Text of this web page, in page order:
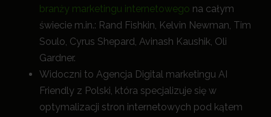
branży marketingu internetowego na całym
świecie m.in.: Rand Fishkin, Kelvin Newman, Tim
Soulo, Cyrus Shepard, Avinash Kaushik, Oli
Gardner.
Widoczni to Agencja Digital marketingu AI
Friendly z Polski, która specjalizuje się w
optymalizacji stron internetowych pod kątem